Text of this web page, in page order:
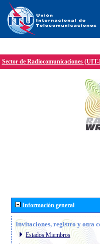
Sector de Radiocomunicaciones
Información general
Invitaciones, registro y otra
Estados Miembros